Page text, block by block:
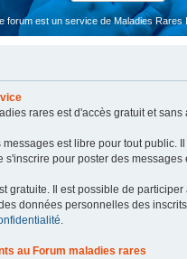
forum est un service de Maladies Rares
rares est d'accès gratuit et sans
messages est libre pour tout public.
s'inscrire pour poster des messages
gratuite. Il est possible de
données personnelles des
.
au Forum maladies rares